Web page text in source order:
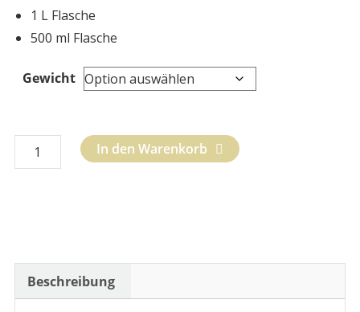
1 L Flasche
500 ml Flasche
Gewicht
Organic
Grow
In den Warenkorb
Beschreibung